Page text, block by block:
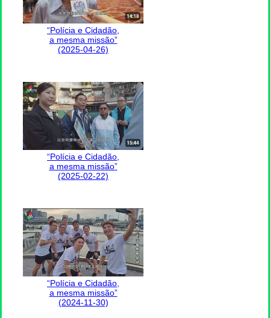
“Polícia e Cidadão,
a mesma missão”
(2025-04-26)
“Polícia e Cidadão,
a mesma missão”
(2025-02-22)
“Polícia e Cidadão,
a mesma missão”
(2024-11-30)